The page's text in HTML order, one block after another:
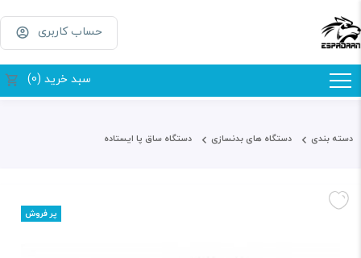
حساب کاربری
سبد خرید (0)
دسته بندی دستگاه های بدنسازی دستگاه ساق پا ایستاده
پر فروش